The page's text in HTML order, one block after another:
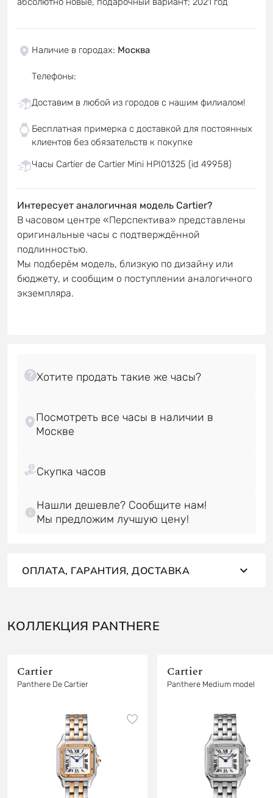
Наличие в городах: Москва
Телефоны:
Доставим в любой из городов с нашим филиалом!
Бесплатная примерка с доставкой для постоянных
клиентов без обязательств к покупке
Часы Cartier de Cartier Mini HPI01325 (id 49958)
Интересует аналогичная модель Cartier?
В часовом центре «Перспектива» представлены
оригинальные часы с подтверждённой
подлинностью.
Мы подберём модель, близкую по дизайну или
бюджету, и сообщим о поступлении аналогичного
экземпляра.
Посмотреть все часы в наличии в
Нашли дешевле? Сообщите нам!
Мы предложим лучшую цену!
ОПЛАТА, ГАРАНТИЯ, ДОСТАВКА
КОЛЛЕКЦИЯ PANTHERE
Cartier
Panthere De Cartier
Cartier
Panthere Medium model